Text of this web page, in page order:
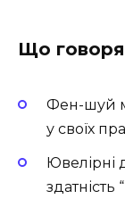
Що
Фен-шуй
у своїх
Ювелірні
здатність